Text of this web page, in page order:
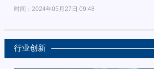
时间：2024年05月27日 09:48
行业创新